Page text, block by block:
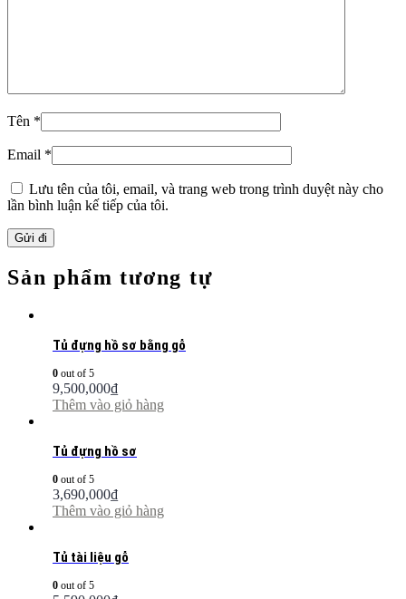
Tên *
Email *
Lưu tên của tôi, email, và trang web trong trình duyệt này cho
lần bình luận kế tiếp của tôi.
Sản phẩm tương tự
Tủ đựng hồ sơ bằng gỗ
0 out of 5
9,500,000₫
Thêm vào giỏ hàng
Tủ đựng hồ sơ
0 out of 5
3,690,000₫
Thêm vào giỏ hàng
Tủ tài liệu gỗ
0 out of 5